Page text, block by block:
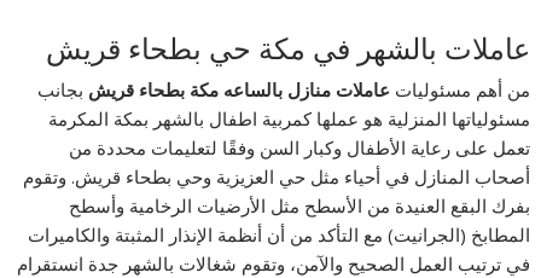
عاملات بالشهر في مكة حي بطحاء قريش
من أهم مسئوليات عاملات منازل بالساعه مكة بطحاء قريش بجانب
مسئولياتها المنزلية هو عملها كمربية اطفال بالشهر بمكة المكرمة
تعمل على رعاية الأطفال وكبار السن وفقًا لتعليمات محددة من
أصحاب المنازل في أحياء مثل حي العزيزية وحي بطحاء قريش. وتقوم
بفرك البقع العنيدة من الأسطح مثل الأرضيات الرخامية وأسطح
المطابخ (الجرانيت) مع التأكد من أن أنظمة الإنذار المثبتة والكاميرات
في ترتيب العمل الصحيح والآمن، وتقوم شغالات بالشهر جدة انستقرام